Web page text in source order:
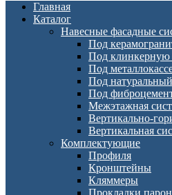
Главная
Каталог
Навесные фасадные
Под
Под клинкерную
Под
Под
Под
Межэтажная
Вертикально-
Вертикальная
Комплектующие
Профиля
Кронштейны
Кляммеры
Прокладки